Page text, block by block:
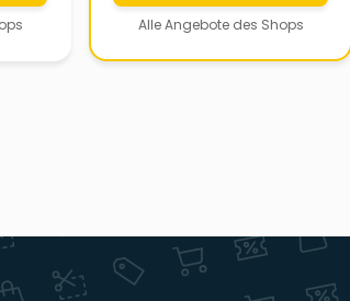
Alle Angebote des Shops